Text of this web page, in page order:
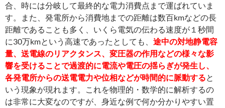
合、時には分岐して最終的な電力消費点まで運ばれていま
す。また、発電所から消費地までの距離は数百kmなどの長
距離であることも多く、いくら電気の伝わる速度が１秒間
に30万kmという高速であったとしても、 途中の対地静電容
量、送電線のリアクタンス、変圧器の作用などの様々な影
響を受けることで過渡的に電流や電圧の揺らぎが発生し、
各発電所からの送電電力や位相などが時間的に脈動すると
いう現象が現れます。これを物理的・数学的に解析するの
は非常に大変なのですが、身近な例で何か分かりやすい置